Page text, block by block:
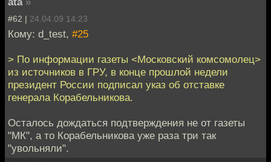
#62 | 24.04.09 14:23
Кому: d_test, #25
> По информации газеты <Московский комсомолец>
из источников в ГРУ, в конце прошлой недели
президент России подписал указ об отставке
генерала Корабельникова.
Осталось дождаться подтверждения не от газеты
"МК", а то Корабельникова уже раза три так
"увольняли".